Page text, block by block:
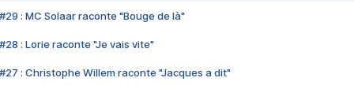
#29 : MC Solaar raconte "Bouge de là"
#28 : Lorie raconte "Je vais vite"
#27 : Christophe Willem raconte "Jacques a dit"